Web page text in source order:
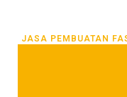
JASA PEMBUATAN